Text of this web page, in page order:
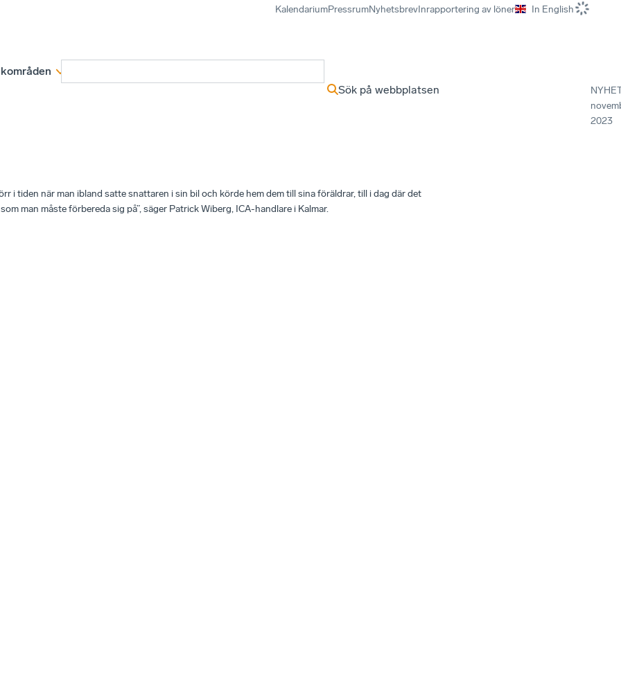
KalendariumPressrumNyhetsbrevInrapportering av löner In English
Sök på webbplatsen
2023
i tiden när man ibland satte snattaren i sin bil och körde hem dem till sina föräldrar, till i dag där det
man måste förbereda sig på”, säger Patrick Wiberg, ICA-handlare i Kalmar.